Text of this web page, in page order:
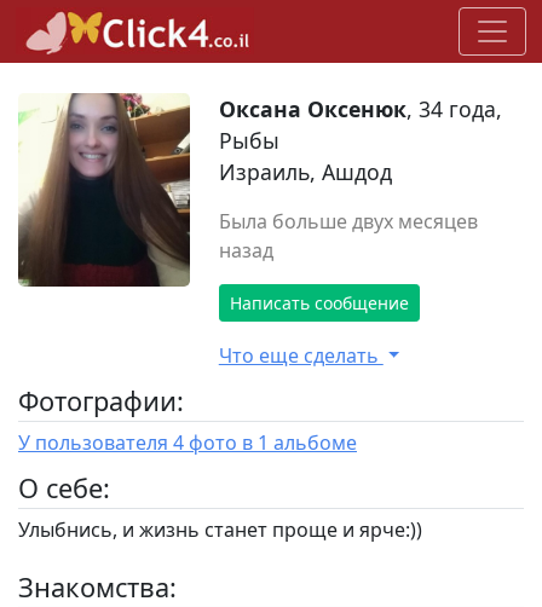
Оксана Оксенюк, 34 года,
Рыбы
Израиль, Ашдод
Была больше двух месяцев
назад
Написать сообщение
Что еще сделать
Фотографии:
У пользователя 4 фото в 1 альбоме
O себе:
Улыбнись, и жизнь станет проще и ярче:))
Знакомства: